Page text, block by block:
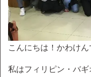
こんにちは！かわけん
私はフィリピン・バ